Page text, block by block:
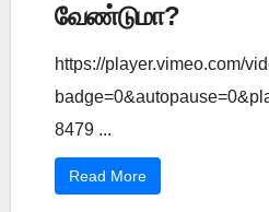
வேண்டுமா?
https://player.vimeo.com/
8479 ...
Read More